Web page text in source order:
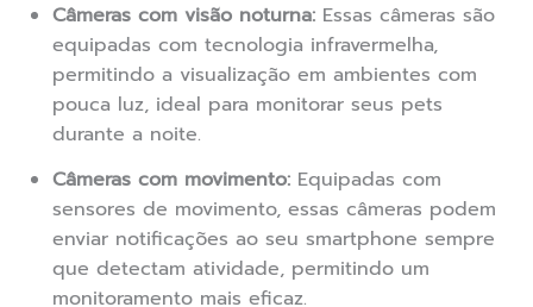
Câmeras com visão noturna: Essas câmeras são
equipadas com tecnologia infravermelha,
permitindo a visualização em ambientes com
pouca luz, ideal para monitorar seus pets
durante a noite.
Câmeras com movimento: Equipadas com
sensores de movimento, essas câmeras podem
enviar notificações ao seu smartphone sempre
que detectam atividade, permitindo um
monitoramento mais eficaz.